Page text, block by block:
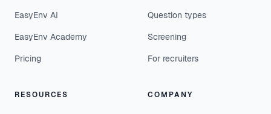
EasyEnv AI
EasyEnv Academy
Pricing
Question types
Screening
For recruiters
RESOURCES COMPANY